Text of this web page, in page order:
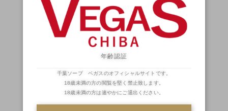
◆ ソープランドFAN ◆
（姫たちのブログ）
サービスショットも多数アリ！？
年齢認証
千葉ソープ ベガスのオフィシャルサイトです。
18歳未満の方の閲覧を堅く禁止致します。
18歳未満の方は速やかにご退出ください。